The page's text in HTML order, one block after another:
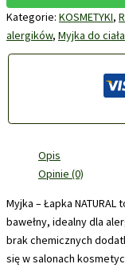
Kategorie: KOSMETYKI,
alergików, Myjka do ciała
Opis
Opinie (0)
Myjka – Łapka
bawełny, idealny dla
brak chemicznych
się w salonach